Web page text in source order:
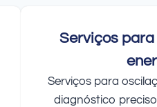
Serviços
Serviços para
diagnóstico